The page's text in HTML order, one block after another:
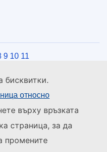
бисквитки.
относно
върху връзката
страница, за да
промените
9 10 11
номера
за връзка